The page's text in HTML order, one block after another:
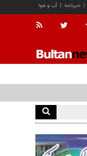
آب و هوا | خبرنامه |